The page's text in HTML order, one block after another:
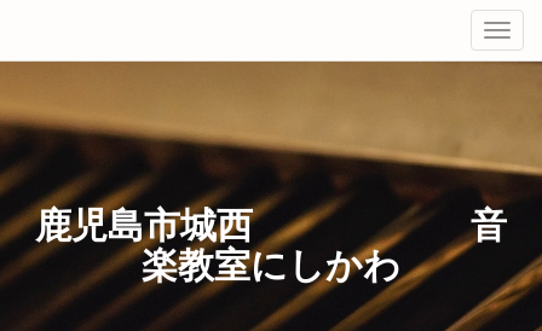
鹿児島市城西 音
楽教室にしかわ